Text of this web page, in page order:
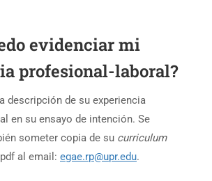
evidenciar mi
profesional-laboral?
descripción de su experiencia
en su ensayo de intención. Se
someter copia de su curriculum
al email: egae.rp@upr.edu.